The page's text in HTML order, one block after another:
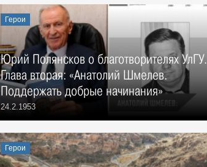
Герои
Юрий Полянсков о благотворителях УлГУ.
Глава вторая: «Анатолий Шмелев.
Поддержать добрые начинания»
24.2.1953
Герои